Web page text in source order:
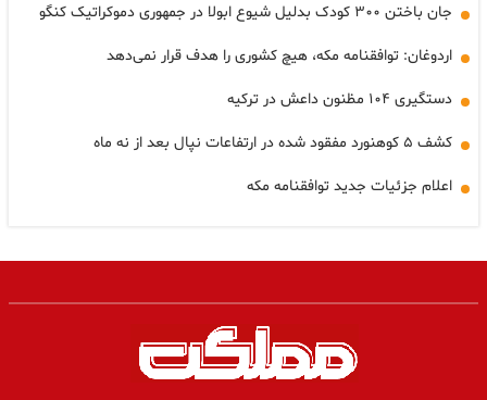
جان باختن ۳۰۰ کودک بدلیل شیوع ابولا در جمهوری دموکراتیک کنگو
اردوغان: توافقنامه مکه، هیچ کشوری را هدف قرار نمی‌دهد
دستگیری ۱۰۴ مظنون داعش در ترکیه
کشف ۵ کوهنورد مفقود شده در ارتفاعات نپال بعد از نه ماه
اعلام جزئیات جدید توافقنامه مکه